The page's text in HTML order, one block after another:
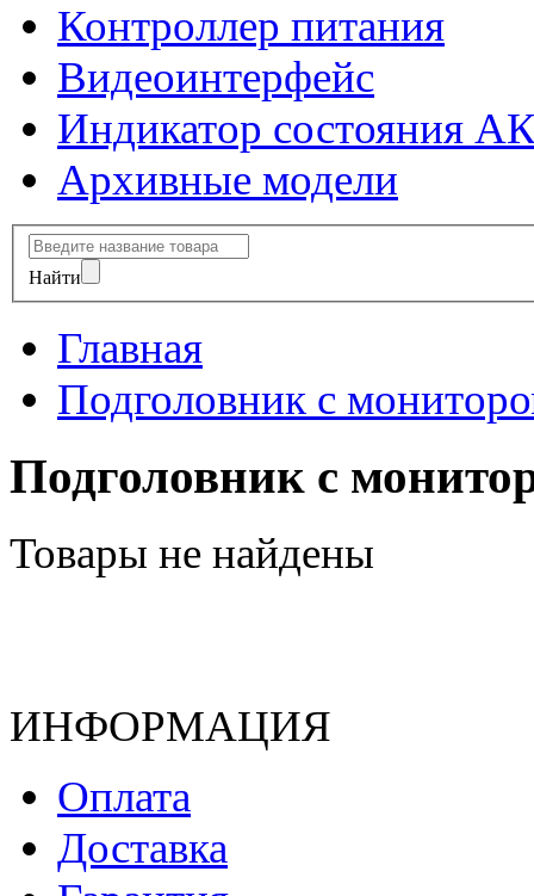
Контроллер питания
Видеоинтерфейс
Индикатор состояния
Архивные модели
Найти
Главная
Подголовник с
Подголовник с
Товары не найдены
ИНФОРМАЦИЯ
Оплата
Доставка